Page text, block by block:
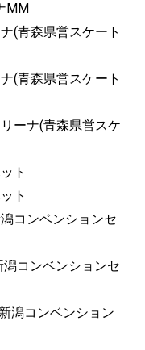
MM
(青森県営スケート
(青森県営スケート
ーナ(青森県営スケ
ト
ト
コンベンションセ
コンベンションセ
潟コンベンション